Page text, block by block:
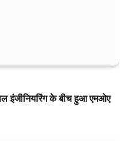
के बीच हुआ एमओए